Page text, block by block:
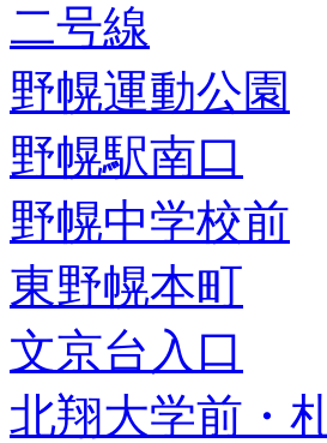
二号線
野幌運動公園
野幌駅南口
野幌中学校前
東野幌本町
文京台入口
北翔大学前・